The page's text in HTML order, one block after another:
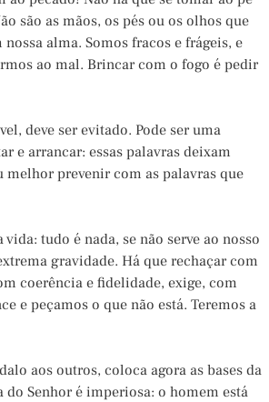
são as mãos, os pés ou os olhos que
alma. Somos fracos e frágeis, e
ao mal. Brincar com o fogo é pedir
deve ser evitado. Pode ser uma
e arrancar: essas palavras deixam
melhor prevenir com as palavras que
tudo é nada, se não serve ao nosso
gravidade. Há que rechaçar com
coerência e fidelidade, exige, com
e peçamos o que não está. Teremos a
aos outros, coloca agora as bases da
Senhor é imperiosa: o homem está